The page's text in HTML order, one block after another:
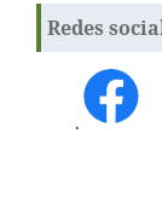
Redes
.